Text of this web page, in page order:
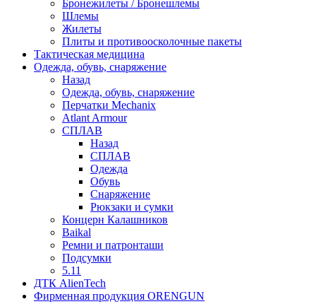
Бронежилеты / Бронешлемы
Шлемы
Жилеты
Плиты и противоосколочные пакеты
Тактическая медицина
Одежда, обувь, снаряжение
Назад
Одежда, обувь, снаряжение
Перчатки Mechanix
Atlant Armour
СПЛАВ
Назад
СПЛАВ
Одежда
Обувь
Снаряжение
Рюкзаки и сумки
Концерн Калашников
Baikal
Ремни и патронташи
Подсумки
5.11
ДТК AlienTech
Фирменная продукция ORENGUN